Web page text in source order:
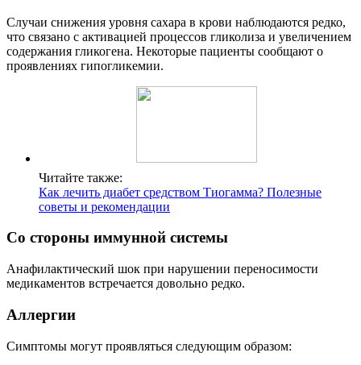
Случаи снижения уровня сахара в крови наблюдаются редко,
что связано с активацией процессов гликолиза и увеличением
содержания гликогена. Некоторые пациенты сообщают о
проявлениях гипогликемии.
Читайте также:
Как лечить диабет средством Тиогамма? Полезные
советы и рекомендации
Со стороны иммунной системы
Анафилактический шок при нарушении переносимости
медикаментов встречается довольно редко.
Аллергии
Симптомы могут проявляться следующим образом: